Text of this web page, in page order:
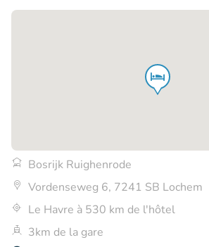
Bosrijk Ruighenrode
Vordenseweg 6, 7241 SB Lochem
Le Havre à 530 km de l'hôtel
3km de la gare